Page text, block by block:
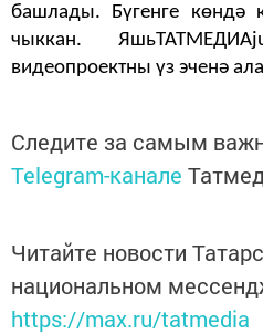
башлады. Бүгенге көндә
чыккан.
видеопроектны үз эченә
Следите за самым
Telegram-канале
Читайте новости
национальном
https://max.ru/tatmedia